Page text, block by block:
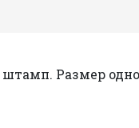
Размер